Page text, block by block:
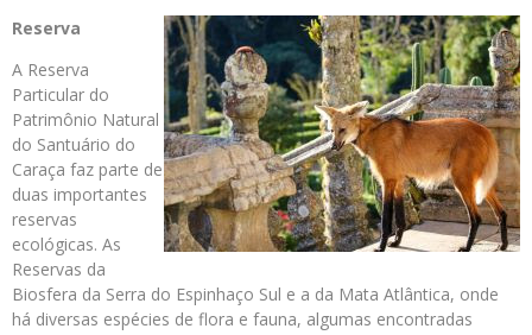
Reserva
A Reserva
Particular do
Patrimônio Natural
do Santuário do
Caraça faz parte de
duas importantes
reservas
ecológicas. As
Reservas da
Biosfera da Serra do Espinhaço Sul e a da Mata Atlântica, onde
há diversas espécies de flora e fauna, algumas encontradas